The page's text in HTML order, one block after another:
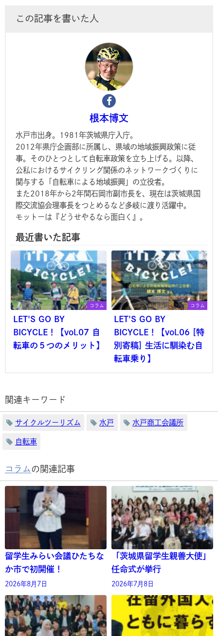
この記事を書いた人
根本博文
水戸市出身。1981年茨城県庁入庁。
2012年県庁企画部に所属し、県域の地域振興政策に従
事。そのひとつとして自転車政策を立ち上げる。以降、
公私におけるサイクリング関係のネットワークづくりに
関与する「自転車による地域振興」の立役者。
また2018年から2年間石岡市副市長を、現在は茨城県国
際交流協会理事長をつとめるなど多岐に渡り活躍中。
モットーは『どうせやるなら面白く』。
最近書いた記事
コラム
LET'S GO BY
BICYCLE！【vol.07 自
転車の５つのメリット】
コラム
LET'S GO BY
BICYCLE！【vol.06 [特
別寄稿] 生活に馴染む自
転車乗り】
関連キーワード
サイクルツーリズム 水戸 水戸商工会議所
自転車
コラム の関連記事
留学生みらい会議ひたちな
か市で初開催！
2026年8月7日
「茨城県留学生親善大使」
任命式が挙行
2026年7月8日